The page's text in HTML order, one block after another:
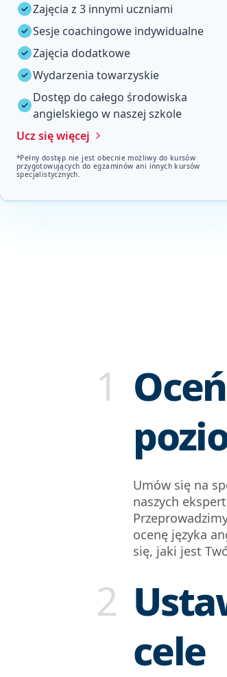
Zajęcia z 3 innymi uczniami
Sesje coachingowe indywidualne
Zajęcia dodatkowe
Wydarzenia towarzyskie
Dostęp do całego środowiska
angielskiego w naszej szkole
Ucz się więcej
*Pełny dostęp nie jest obecnie możliwy do kursów
przygotowujących do egzaminów ani innych kursów
specjalistycznych.
1
Umów się na
naszych
ocenę języka
się, jaki jest
2
cele